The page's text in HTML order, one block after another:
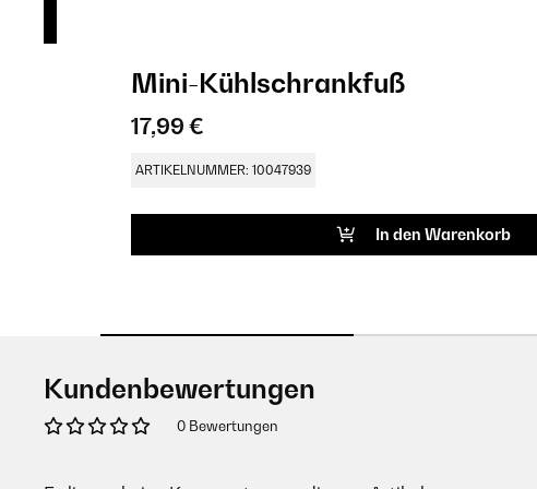
Mini-Kühlschrankfuß
17,99 €
ARTIKELNUMMER: 10047939
In den Warenkorb
Kundenbewertungen
0 Bewertungen